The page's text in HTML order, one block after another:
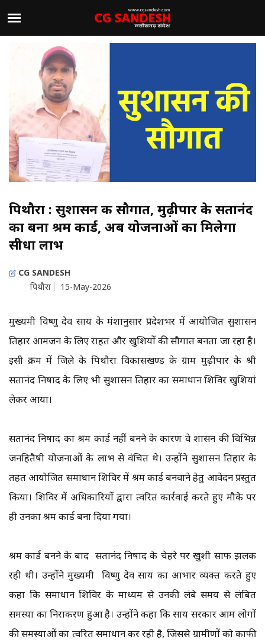
पिथौरा : सुशासन की सौगात, मुढ़ीपार के सतानंद
का बना श्रम कार्ड, अब योजनाओं का मिलेगा
सीधा लाभ
CG SANDESH
पिथौरा
15-May-2026
मुख्यमंत्री विष्णु देव साय के मंशानुसार प्रदेशभर में आयोजित सुशासन
तिहार आमजन के लिए राहत और खुशियों की सौगात बनता जा रहा है।
इसी क्रम में जिले के पिथौरा विकासखण्ड के ग्राम मुढ़ीपार के श्री
सतानंद निषाद के लिए भी सुशासन तिहार का समाधान शिविर खुशियां
लेकर आया।
सतानंद निषाद का श्रम कार्ड नहीं बनने के कारण वे शासन की विभिन्न
जनहितैषी योजनाओं के लाभ से वंचित थे। उन्होंने सुशासन तिहार के
तहत आयोजित समाधान शिविर में श्रम कार्ड बनवाने हेतु आवेदन प्रस्तुत
किया। शिविर में अधिकारियों द्वारा त्वरित कार्रवाई करते हुए मौके पर
ही उनका श्रम कार्ड बना दिया गया।
श्रम कार्ड बनने के बाद सतानंद निषाद के चेहरे पर खुशी साफ झलक
रही थी। उन्होंने मुख्यमंत्री विष्णु देव साय का आभार व्यक्त करते हुए
कहा कि समाधान शिविर के माध्यम से उनकी लंबे समय से लंबित
समस्या का निराकरण हुआ है। उन्होंने कहा कि साय सरकार आम लोगों
की समस्याओं का त्वरित समाधान कर रही है, जिससे ग्रामीणों को काफी